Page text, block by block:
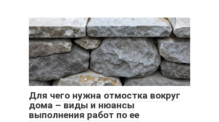
Для чего нужна отмостка вокруг
дома – виды и нюансы
выполнения работ по ее